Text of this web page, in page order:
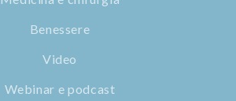
Benessere
Video
Webinar e podcast